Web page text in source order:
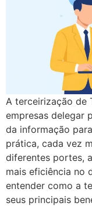
A terceirização de
empresas delegar
da informação
prática, cada vez
diferentes portes,
mais eficiência no
entender como a
seus principais